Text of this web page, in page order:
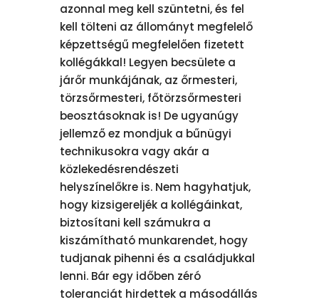
azonnal meg kell szüntetni, és fel
kell tölteni az állományt megfelelő
képzettségű megfelelően fizetett
kollégákkal! Legyen becsülete a
járőr munkájának, az őrmesteri,
törzsőrmesteri, főtörzsőrmesteri
beosztásoknak is! De ugyanúgy
jellemző ez mondjuk a bűnügyi
technikusokra vagy akár a
közlekedésrendészeti
helyszínelőkre is. Nem hagyhatjuk,
hogy kizsigereljék a kollégáinkat,
biztosítani kell számukra a
kiszámítható munkarendet, hogy
tudjanak pihenni és a családjukkal
lenni. Bár egy időben zéró
toleranciát hirdettek a másodállás